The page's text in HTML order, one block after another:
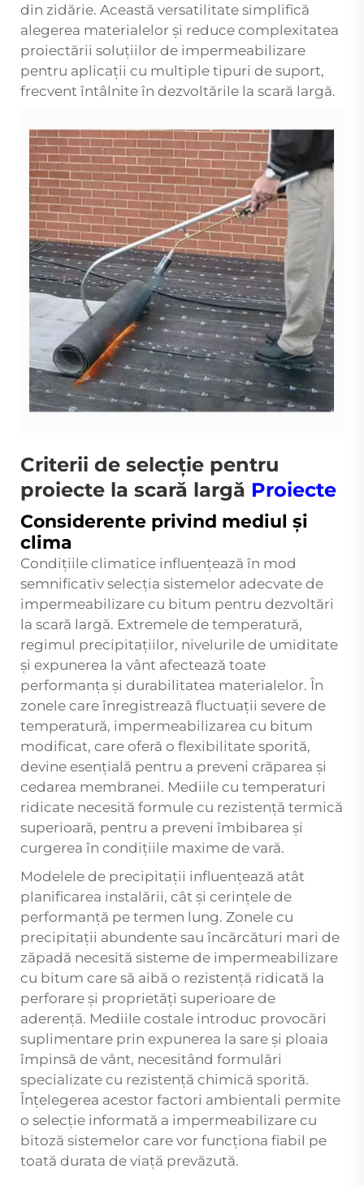
din zidărie. Această versatilitate simplifică
alegerea materialelor și reduce complexitatea
proiectării soluțiilor de impermeabilizare
pentru aplicații cu multiple tipuri de suport,
frecvent întâlnite în dezvoltările la scară largă.
Criterii de selecție pentru
proiecte la scară largă Proiecte
Considerente privind mediul și
clima
Condițiile climatice influențează în mod
semnificativ selecția sistemelor adecvate de
impermeabilizare cu bitum pentru dezvoltări
la scară largă. Extremele de temperatură,
regimul precipitațiilor, nivelurile de umiditate
și expunerea la vânt afectează toate
performanța și durabilitatea materialelor. În
zonele care înregistrează fluctuații severe de
temperatură, impermeabilizarea cu bitum
modificat, care oferă o flexibilitate sporită,
devine esențială pentru a preveni crăparea și
cedarea membranei. Mediile cu temperaturi
ridicate necesită formule cu rezistență termică
superioară, pentru a preveni îmbibarea și
curgerea în condițiile maxime de vară.
Modelele de precipitații influențează atât
planificarea instalării, cât și cerințele de
performanță pe termen lung. Zonele cu
precipitații abundente sau încărcături mari de
zăpadă necesită sisteme de impermeabilizare
cu bitum care să aibă o rezistență ridicată la
perforare și proprietăți superioare de
aderență. Mediile costale introduc provocări
suplimentare prin expunerea la sare și ploaia
împinsă de vânt, necesitând formulări
specializate cu rezistență chimică sporită.
Înțelegerea acestor factori ambientali permite
o selecție informată a impermeabilizare cu
bitoză sistemelor care vor funcționa fiabil pe
toată durata de viață prevăzută.